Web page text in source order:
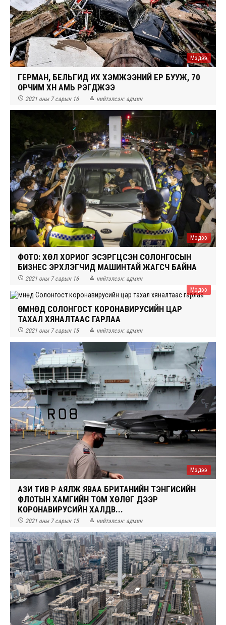
Мэдээ
ГЕРМАН, БЕЛЬГИД ИХ ХЭМЖЭЭНИЙ ҮЕР БУУЖ, 70
ОРЧИМ ХҮН АМЬ ҮРЭГДЖЭЭ
 2021 оны 7 сарын 16  нийтэлсэн: админ
Мэдээ
ФОТО: ХӨЛ ХОРИОГ ЭСЭРГҮҮЦСЭН СОЛОНГОСЫН
БИЗНЕС ЭРХЛЭГЧИД МАШИНТАЙ ЖАГСЧ БАЙНА
 2021 оны 7 сарын 16  нийтэлсэн: админ
Мэдээ
ӨМНӨД СОЛОНГОСТ КОРОНАВИРУСИЙН ЦАР
ТАХАЛ ХЯНАЛТААС ГАРЛАА
 2021 оны 7 сарын 15  нийтэлсэн: админ
Мэдээ
АЗИ ТИВ РҮҮ АЯЛЖ ЯВАА БРИТАНИЙН ТЭНГИСИЙН
ФЛОТЫН ХАМГИЙН ТОМ ХӨЛӨГ ДЭЭР
КОРОНАВИРУСИЙН ХАЛДВ...
 2021 оны 7 сарын 15  нийтэлсэн: админ